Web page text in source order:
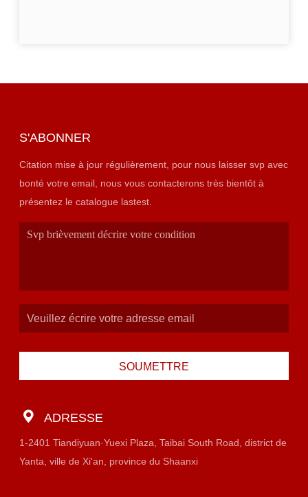
S'ABONNER
Citation mise à jour régulièrement, pour nous laisser svp avec
bonté votre email, nous vous contacterons très bientôt à
présentez le catalogue lastest.
SOUMETTRE
ADRESSE
1-2401 Tiandiyuan·Yuexi Plaza, Taibai South Road, district de
Yanta, ville de Xi'an, province du Shaanxi